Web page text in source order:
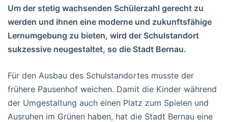
Um der stetig wachsenden Schülerzahl gerecht zu
werden und ihnen eine moderne und zukunftsfähige
Lernumgebung zu bieten, wird der Schulstandort
sukzessive neugestaltet, so die Stadt Bernau.
Für den Ausbau des Schulstandortes musste der
frühere Pausenhof weichen. Damit die Kinder während
der Umgestaltung auch einen Platz zum Spielen und
Ausruhen im Grünen haben, hat die Stadt Bernau eine